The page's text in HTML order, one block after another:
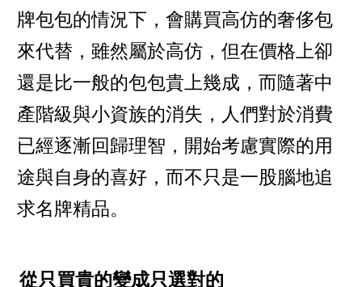
牌包包的情況下，會購買高仿的奢侈包
來代替，雖然屬於高仿，但在價格上卻
還是比一般的包包貴上幾成，而隨著中
產階級與小資族的消失，人們對於消費
已經逐漸回歸理智，開始考慮實際的用
途與自身的喜好，而不只是一股腦地追
求名牌精品。
從只買貴的變成只選對的